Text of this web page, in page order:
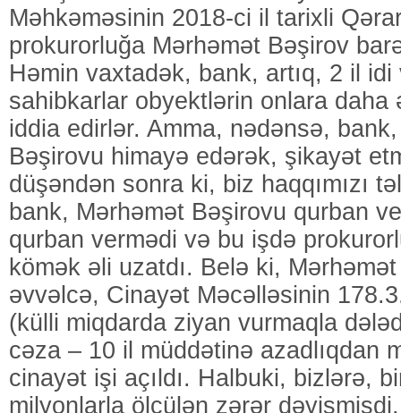
Məhkəməsinin 2018-ci il tarixli
prokurorluğa Mərhəmət Bəşirov
Həmin vaxtadək, bank, artıq, 2 il
sahibkarlar obyektlərin onlara daha
iddia edirlər. Amma, nədənsə,
Bəşirovu himayə edərək, şikayət
düşəndən sonra ki, biz haqqımızı
bank, Mərhəmət Bəşirovu qurban
qurban vermədi və bu işdə
kömək əli uzatdı. Belə ki,
əvvəlcə, Cinayət Məcəlləsinin
(külli miqdarda ziyan vurmaqla
cəza – 10 il müddətinə azadlıqdan
cinayət işi açıldı. Halbuki, bizlərə,
milyonlarla ölçülən zərər